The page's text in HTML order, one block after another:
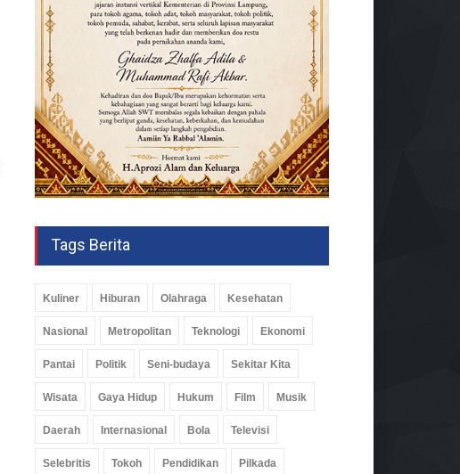
Tags Berita
Kuliner Hiburan Olahraga Kesehatan
Nasional Metropolitan Teknologi Ekonomi
Pantai Politik Seni-budaya Sekitar Kita
Wisata Gaya Hidup Hukum Film Musik
Daerah Internasional Bola Televisi
Selebritis Tokoh Pendidikan Pilkada